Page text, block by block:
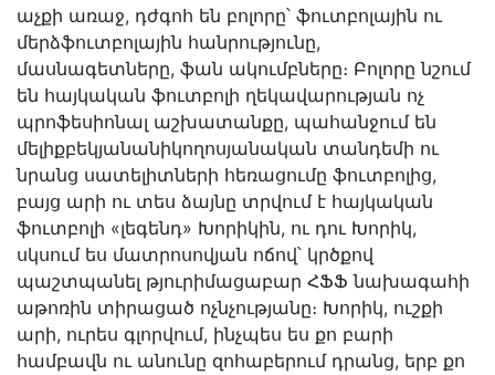
աչքի առաջ, դժգոհ են բոլորը՝ ֆուտբոլային ու
մերձֆուտբոլային հանրությունը,
մասնագետները, ֆան ակումբները։ Բոլորը նշում
են հայկական ֆուտբոլի ղեկավարության ոչ
պրոֆեսիոնալ աշխատանքը, պահանջում են
մելիքբեկյանանիկողոսյանական տանդեմի ու
նրանց սատելիտների հեռացումը ֆուտբոլից,
բայց արի ու տես ձայնը տրվում է հայկական
ֆուտբոլի «լեգենդ» Խորիկին, ու դու Խորիկ,
սկսում ես մատրոսովյան ոճով՝ կրծքով
պաշտպանել թյուրիմացաբար ՀՖՖ նախագահի
աթոռին տիրացած ոչնչությանը։ Խորիկ, ուշքի
արի, ուրես գլորվում, ինչպես ես քո բարի
համբավն ու անունը զոհաբերում դրանց, երբ քո